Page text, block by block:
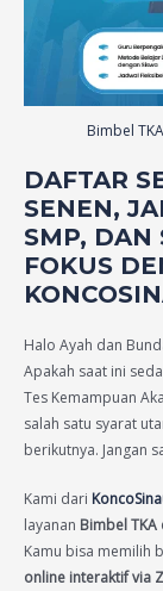
Bimbel
DAFTAR
SENEN,
SMP, DAN
FOKUS
Halo Ayah dan
Apakah saat ini
Tes Kemampuan
salah satu syarat
berikutnya. Jangan
Kami dari
layanan Bimbel TKA
Kamu bisa memilih
online interaktif via